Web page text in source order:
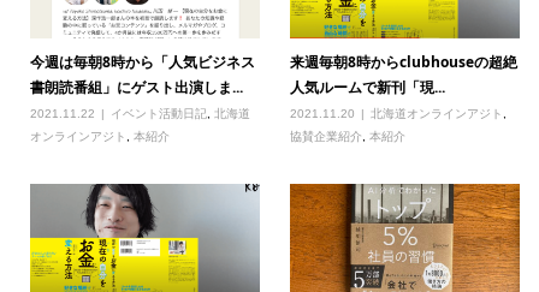
今週は毎朝8時から「人気ビジネス
書朗読番組」にゲスト出演しま...
2021.11.22 イベント活動日記
北海道
オンラインアジト
本紹介
来週毎朝8時からclubhouseの超絶
人気ルームで新刊「現...
2021.11.20 北海道オンラインアジト
協賛企業紹介
,本紹介